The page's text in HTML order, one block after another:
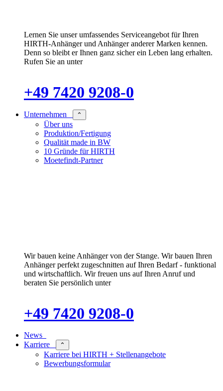
Lernen Sie unser umfassendes Serviceangebot für Ihren
HIRTH-Anhänger und Anhänger anderer Marken kennen.
Denn so bleibt er Ihnen ganz sicher ein Leben lang erhalten.
Rufen Sie an unter
+49 7420 9208-0
Unternehmen ⌃
Über uns
Produktion/Fertigung
Qualität made in BW
10 Gründe für HIRTH
Moetefindt-Partner
Wir bauen keine Anhänger von der Stange. Wir bauen Ihren
Anhänger perfekt zugeschnitten auf Ihren Bedarf - funktional
und wirtschaftlich. Wir freuen uns auf Ihren Anruf und
beraten Sie persönlich unter
+49 7420 9208-0
News
Karriere
⌃
Karriere bei HIRTH + Stellenangebote
Bewerbungsformular